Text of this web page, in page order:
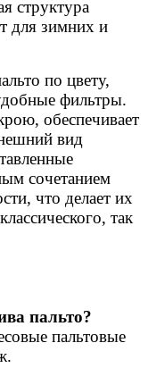
структура
для зимних и
по цвету,
фильтры.
обеспечивает
вид
сочетанием
что делает их
так
пальто?
пальтовые